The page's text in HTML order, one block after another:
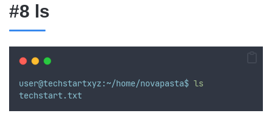
#8 ls
user@techstartxyz:~/home/novapasta$ ls
techstart.txt